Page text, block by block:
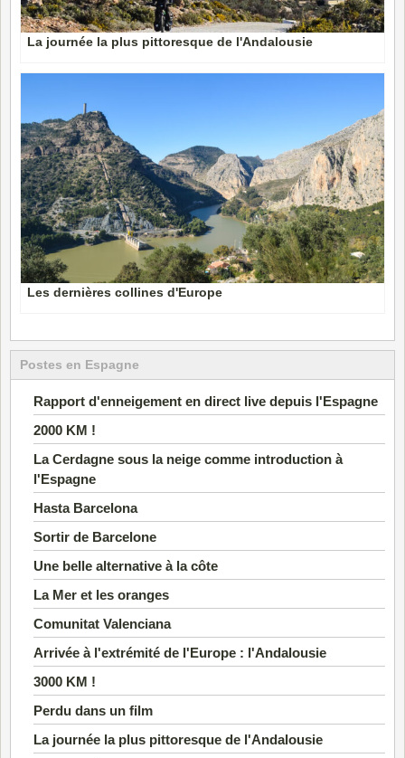
La journée la plus pittoresque de l'Andalousie
Les dernières collines d'Europe
Postes en Espagne
Rapport d'enneigement en direct live depuis l'Espagne
2000 KM !
La Cerdagne sous la neige comme introduction à
l'Espagne
Hasta Barcelona
Sortir de Barcelone
Une belle alternative à la côte
La Mer et les oranges
Comunitat Valenciana
Arrivée à l'extrémité de l'Europe : l'Andalousie
3000 KM !
Perdu dans un film
La journée la plus pittoresque de l'Andalousie